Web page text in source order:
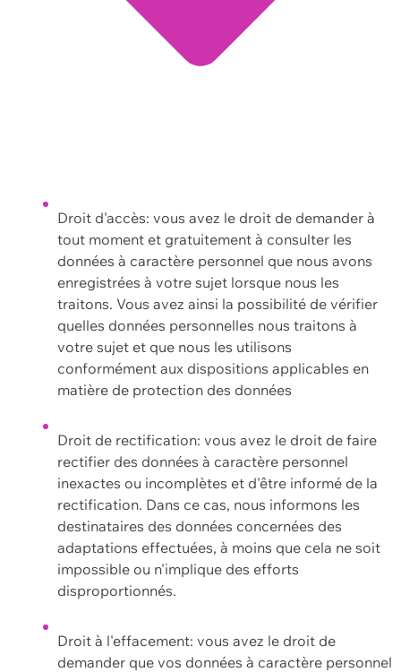
Droit d'accès: vous avez le droit de demander à
tout moment et gratuitement à consulter les
données à caractère personnel que nous avons
enregistrées à votre sujet lorsque nous les
traitons. Vous avez ainsi la possibilité de vérifier
quelles données personnelles nous traitons à
votre sujet et que nous les utilisons
conformément aux dispositions applicables en
matière de protection des données
Droit de rectification: vous avez le droit de faire
rectifier des données à caractère personnel
inexactes ou incomplètes et d'être informé de la
rectification. Dans ce cas, nous informons les
destinataires des données concernées des
adaptations effectuées, à moins que cela ne soit
impossible ou n'implique des efforts
disproportionnés.
Droit à l'effacement: vous avez le droit de
demander que vos données à caractère personnel